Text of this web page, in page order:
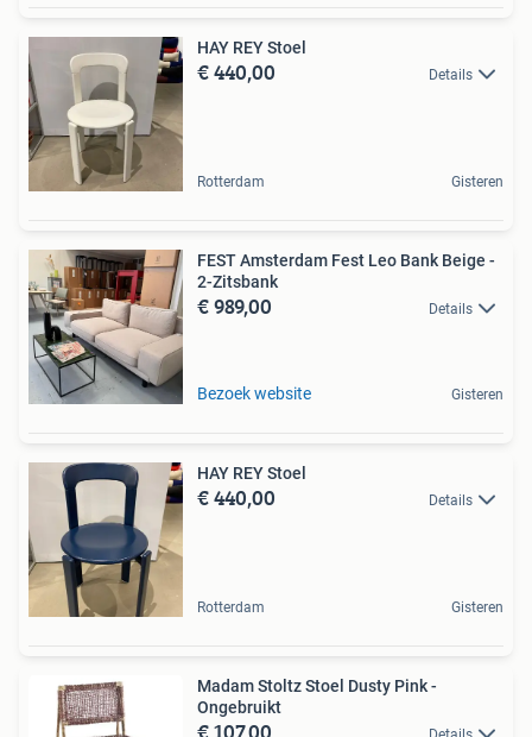
HAY REY Stoel
€ 440,00 Details
Rotterdam Gisteren
FEST Amsterdam Fest Leo Bank Beige -
2-Zitsbank
€ 989,00 Details
Bezoek website Gisteren
HAY REY Stoel
€ 440,00 Details
Rotterdam Gisteren
Madam Stoltz Stoel Dusty Pink -
Ongebruikt